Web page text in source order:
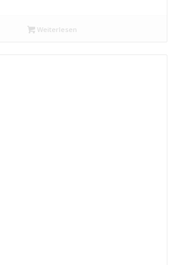
Weiterlesen